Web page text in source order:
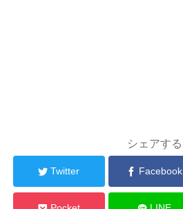
シェアする
Twitter Facebook